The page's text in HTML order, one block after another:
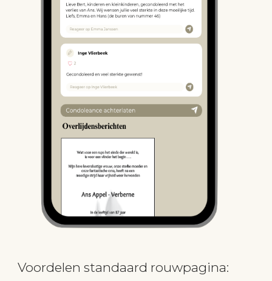
Voordelen standaard rouwpagina: